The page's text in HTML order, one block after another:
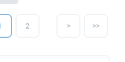
2 > >>